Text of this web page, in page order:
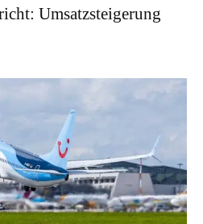
Umsatzsteigerung